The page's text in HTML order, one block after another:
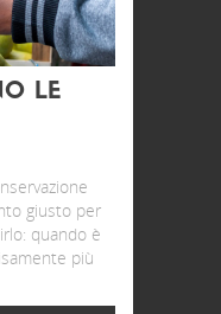
LE
giusto per
quando è
più